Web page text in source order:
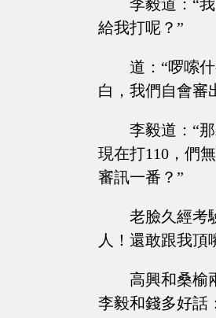
李毅道：“
給我打呢？”
道：“啰嗦
白，我們自會審
李毅道：“
現在打110，們
審訊一番？”
老臉久經考
人！還敢跟我頂
高興和桑榆
李毅和錢多好話